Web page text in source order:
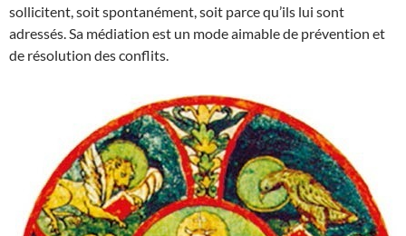
sollicitent, soit spontanément, soit parce qu’ils lui sont
adressés. Sa médiation est un mode aimable de prévention et
de résolution des conflits.